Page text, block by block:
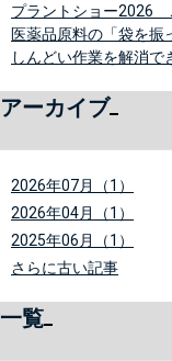
プラントショー2026
医薬品原料の「袋を振
しんどい作業を解消で
アーカイブ
2026年07月（1）
2026年04月（1）
2025年06月（1）
さらに古い記事
一覧